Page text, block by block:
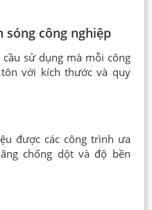
sóng công nghiệp
sử dụng mà mỗi công
với kích thước và quy
được các công trình ưa
chống dột và độ bền